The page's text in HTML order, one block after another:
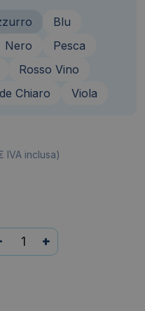
Blu
Nero
Pesca
Rosso Vino
Chiaro Viola
IVA inclusa)
+